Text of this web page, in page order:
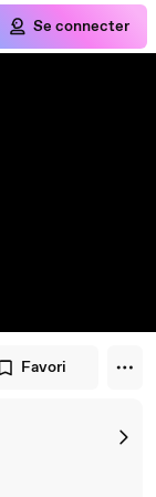
Se connecter
Favori